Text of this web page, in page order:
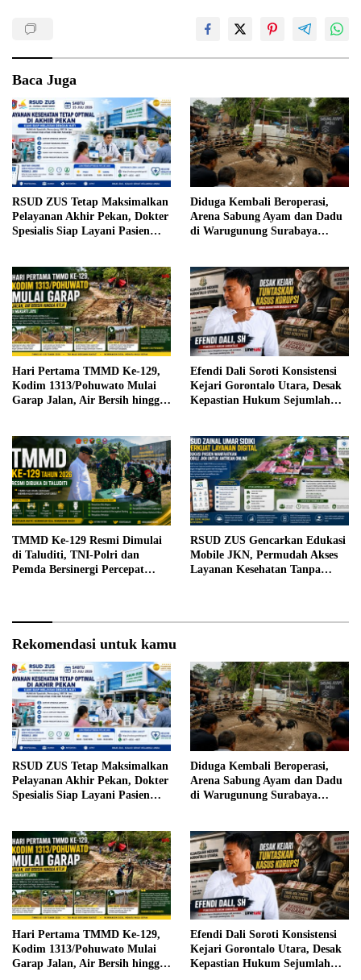
Baca Juga
RSUD ZUS Tetap Maksimalkan
Pelayanan Akhir Pekan, Dokter
Spesialis Siap Layani Pasien
Diduga Kembali Beroperasi,
Arena Sabung Ayam dan Dadu
di Warugunung Surabaya
Hari Pertama TMMD Ke-129,
Kodim 1313/Pohuwato Mulai
Garap Jalan, Air Bersih hingga
Efendi Dali Soroti Konsistensi
Kejari Gorontalo Utara, Desak
Kepastian Hukum Sejumlah
TMMD Ke-129 Resmi Dimulai
di Taluditi, TNI-Polri dan
Pemda Bersinergi Percepat
RSUD ZUS Gencarkan Edukasi
Mobile JKN, Permudah Akses
Layanan Kesehatan Tanpa
Rekomendasi untuk kamu
RSUD ZUS Tetap Maksimalkan
Pelayanan Akhir Pekan, Dokter
Spesialis Siap Layani Pasien
Diduga Kembali Beroperasi,
Arena Sabung Ayam dan Dadu
di Warugunung Surabaya
Hari Pertama TMMD Ke-129,
Kodim 1313/Pohuwato Mulai
Garap Jalan, Air Bersih hingga
Efendi Dali Soroti Konsistensi
Kejari Gorontalo Utara, Desak
Kepastian Hukum Sejumlah